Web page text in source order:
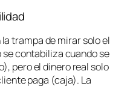
trampa de mirar solo el
contabiliza cuando se
pero el dinero real solo
paga (caja). La